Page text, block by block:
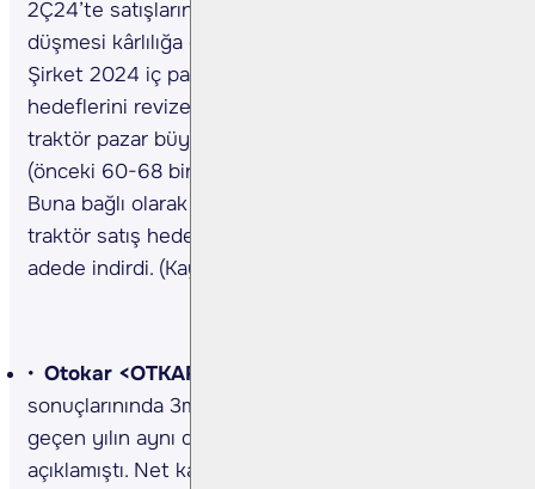
2Ç24’te satışların maliyetlerden daha fazla
düşmesi kârlılığa olumsuz yönde yansımıştır.
Şirket 2024 iç pazar satış ve yatırım harcamaları
hedeflerini revize etmiştir. Buna göre; Türkiye
traktör pazar büyüklüğü beklentisi 58-64 bin adet
(önceki 60-68 bin adet) olarak revize etmiştir.
Buna bağlı olarak Şirket, 2024 yılında iç piyasa
traktör satış hedefini 31-35 bin adetten 30-33
adede indirdi. (Kaynak: KAP)
Otokar <OTKAR TI>
sonuçlarınında 3mn TL zarar ile açıkladı. Şirket
geçen yılın aynı döneminde ise 552mn TL kâr
açıklamıştı. Net kardaki sapmanın ana nedenini